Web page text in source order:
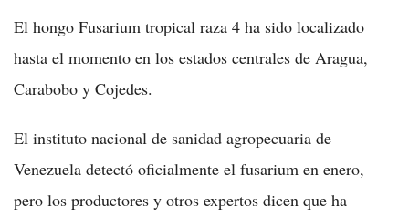
El hongo Fusarium tropical raza 4 ha sido localizado
hasta el momento en los estados centrales de Aragua,
Carabobo y Cojedes.
El instituto nacional de sanidad agropecuaria de
Venezuela detectó oficialmente el fusarium en enero,
pero los productores y otros expertos dicen que ha